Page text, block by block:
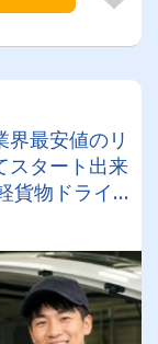
最安値のリ
スタート出来
貨物ドライ
り稼いで生
アアップも